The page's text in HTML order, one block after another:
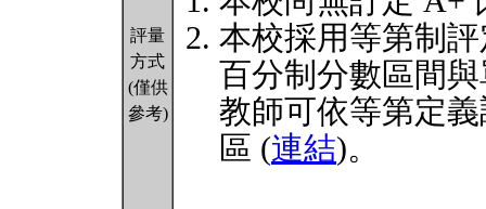
評量
方式
(僅供
參考)
本校採用等第制
百分制分數區間
教師可依等第定
區 (連結)。